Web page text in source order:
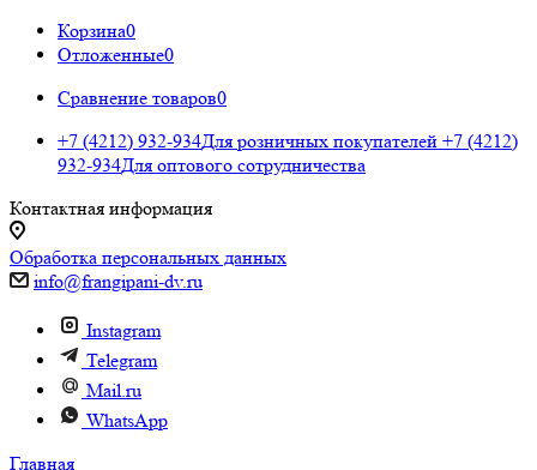
Корзина0
Отложенные0
Сравнение товаров0
+7 (4212) 932-934Для розничных покупателей +7 (4212)
932-934Для оптового сотрудничества
Контактная информация
Обработка персональных данных
info@frangipani-dv.ru
Instagram
Telegram
Mail.ru
WhatsApp
Главная